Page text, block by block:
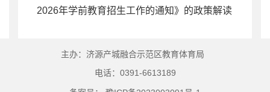
2026年学前教育招生工作的通知》的政策解读
主办：济源产城融合示范区教育体育局
电话：0391-6613189